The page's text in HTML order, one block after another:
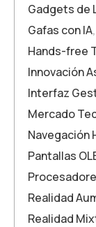
Gadgets de
Gafas con IA,
Hands-free
Innovación
Interfaz
Mercado
Navegación
Pantallas
Realidad
Realidad